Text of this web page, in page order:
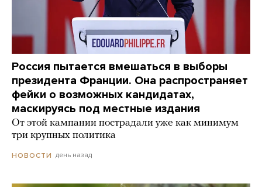
Россия пытается вмешаться в выборы
президента Франции. Она распространяет
фейки о возможных кандидатах,
маскируясь под местные издания
От этой кампании пострадали уже как минимум
три крупных политика
НОВОСТИ день назад